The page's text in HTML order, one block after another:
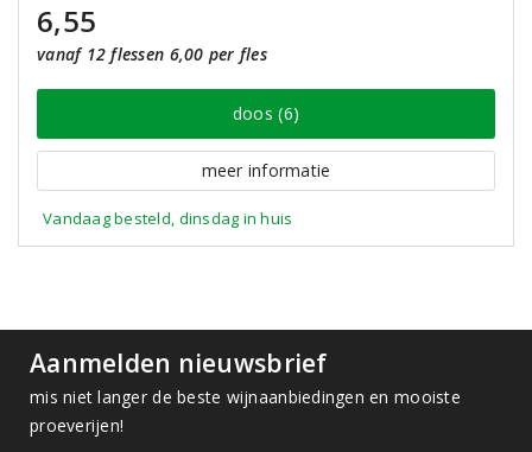
6,55
vanaf 12 flessen 6,00 per fles
doos (6)
meer informatie
Vandaag besteld, dinsdag in huis
Aanmelden nieuwsbrief
mis niet langer de beste wijnaanbiedingen en mooiste
proeverijen!